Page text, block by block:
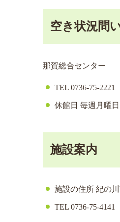
空き状況問
那賀総合センター
TEL 0736-75-2221
休館日 毎週月曜
施設案内
施設の住所 紀の
TEL 0736-75-4141